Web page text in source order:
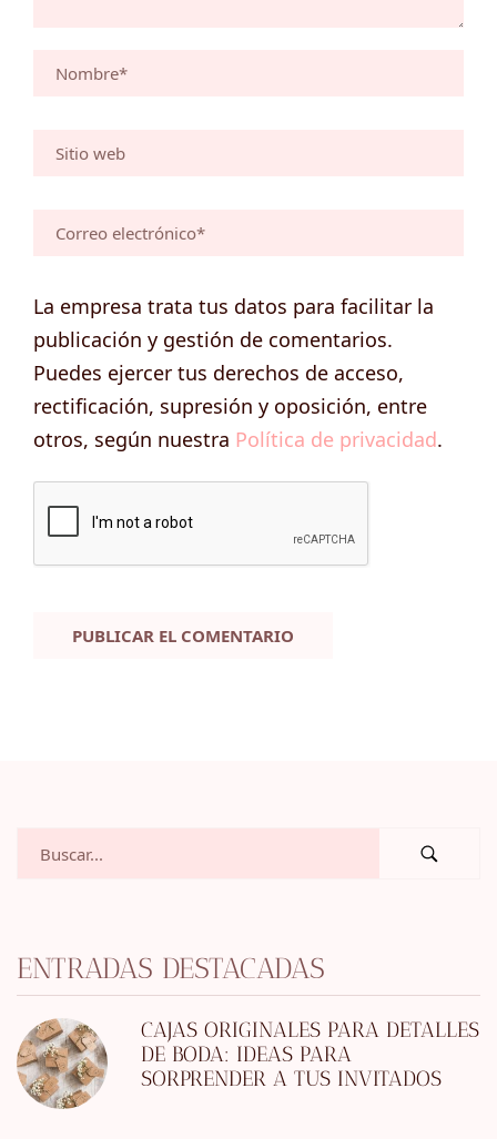
La empresa trata tus datos para facilitar la
publicación y gestión de comentarios.
Puedes ejercer tus derechos de acceso,
rectificación, supresión y oposición, entre
otros, según nuestra Política de privacidad.
ENTRADAS DESTACADAS
CAJAS ORIGINALES PARA DETALLES
DE BODA: IDEAS PARA
SORPRENDER A TUS INVITADOS